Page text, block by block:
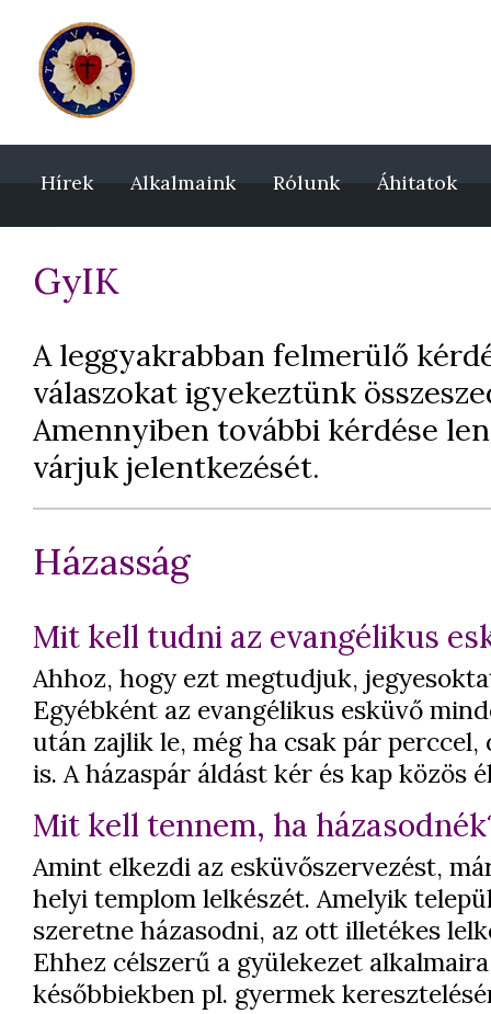
Hírek Alkalmaink Rólunk Áhitatok
GyIK
A leggyakrabban felmerülő
válaszokat igyekeztünk
Amennyiben további kérdése
várjuk jelentkezését.
Házasság
Mit kell tudni az evangélikus
Ahhoz, hogy ezt megtudjuk,
Egyébként az evangélikus esküvő
után zajlik le, még ha csak pár perccel,
is. A házaspár áldást kér és kap közös
Mit kell tennem, ha
Amint elkezdi az esküvőszervezést,
helyi templom lelkészét. Amelyik
szeretne házasodni, az ott illetékes
Ehhez célszerű a gyülekezet
későbbiekben pl. gyermek